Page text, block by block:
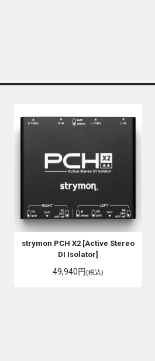
strymon PCH X2 [Active Stereo
DI Isolator]
49,940円(税込)